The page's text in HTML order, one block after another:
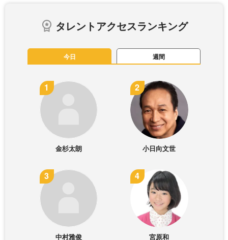
タレントアクセスランキング
今日 週間
金杉太朗 小日向文世
中村雅俊 宮原和